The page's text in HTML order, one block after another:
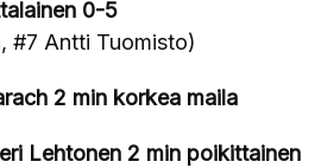
0-5
#7 Antti Tuomisto)
2 min korkea maila
Lehtonen 2 min poikittainen